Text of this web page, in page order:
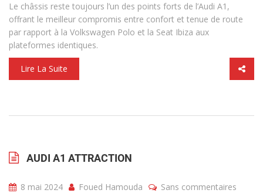
Le châssis reste toujours l’un des points forts de l’Audi A1,
offrant le meilleur compromis entre confort et tenue de route
par rapport à la Volkswagen Polo et la Seat Ibiza aux
plateformes identiques.
Lire La Suite
AUDI A1 ATTRACTION
8 mai 2024 Foued Hamouda Sans commentaires